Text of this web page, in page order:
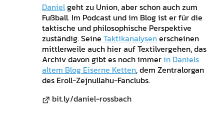
Danielgeht zu Union, aber schon auch zum
Fußball. Im Podcast und im Blog ist er für die
taktische und philosophische Perspektive
zuständig. Seine Taktikanalysenerscheinen
mittlerweile auch hier auf Textilvergehen, das
Archiv davon gibt es noch immerin Daniels
altem Blog Eiserne Ketten, dem Zentralorgan
des Eroll-Zejnullahu-Fanclubs.
bit.ly/daniel-rossbach